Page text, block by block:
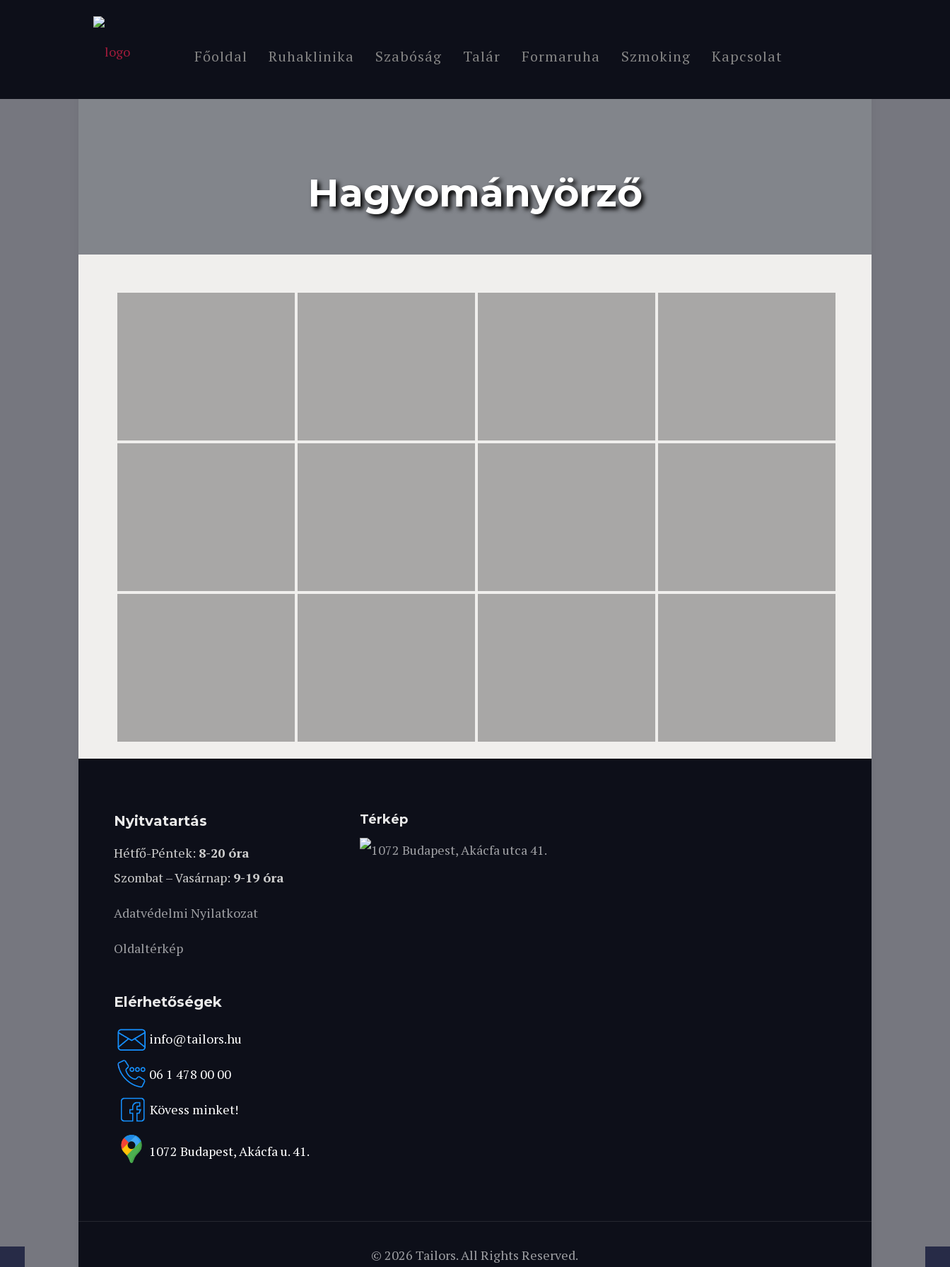
Főoldal Ruhaklinika Szabóság Talár Formaruha Szmoking Kapcsolat
Hagyományörző
Nyitvatartás
Hétfő-Péntek: 8-20 óra
Szombat – Vasárnap: 9-19 óra
Adatvédelmi Nyilatkozat
Oldaltérkép
Elérhetőségek
info@tailors.hu
06 1 478 00 00
Kövess minket!
1072 Budapest, Akácfa u. 41.
Térkép
© 2026 Tailors. All Rights Reserved.